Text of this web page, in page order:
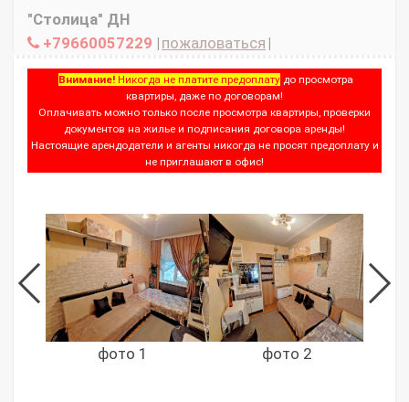
"Столица" ДН
+79660057229 | пожаловаться |
Внимание! Никогда не платите предоплату до просмотра
квартиры, даже по договорам!
Оплачивать можно только после просмотра квартиры, проверки
документов на жилье и подписания договора аренды!
Настоящие арендодатели и агенты никогда не просят предоплату и
не приглашают в офис!
фото 1 фото 2